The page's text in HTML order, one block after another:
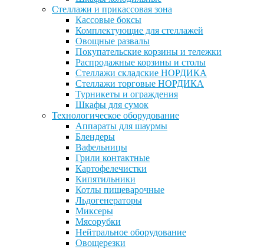
Стеллажи и прикассовая зона
Кассовые боксы
Комплектующие для стеллажей
Овощные развалы
Покупательские корзины и тележки
Распродажные корзины и столы
Стеллажи складские НОРДИКА
Стеллажи торговые НОРДИКА
Турникеты и ограждения
Шкафы для сумок
Технологическое оборудование
Аппараты для шаурмы
Блендеры
Вафельницы
Грили контактные
Картофелечистки
Кипятильники
Котлы пищеварочные
Льдогенераторы
Миксеры
Мясорубки
Нейтральное оборудование
Овощерезки